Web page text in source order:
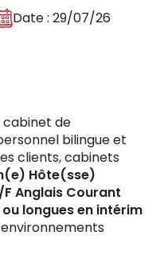
Date : 29/07/26
cabinet de
bilingue et
clients, cabinets
Hôte(sse)
Anglais Courant
longues en intérim